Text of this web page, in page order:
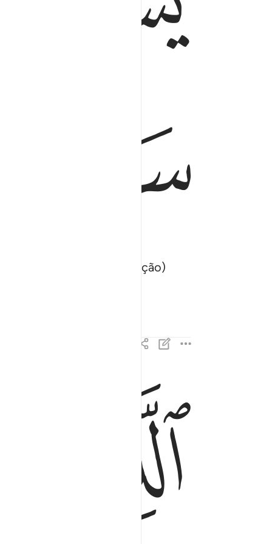
ﱒ
e se queixava (em oração)
الذين يظاهرون منكم من نسايهم ما هن امهاتهم ان
ٱلَّذِينَ يُظَـٰهِرُونَ مِنكُم مِّن نِّسَآئِهِم مَّا هُنَّ
ﱕ